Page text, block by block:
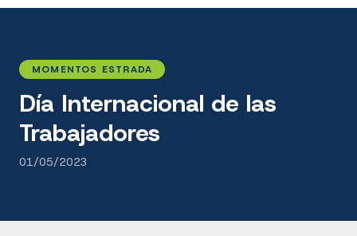
MOMENTOS ESTRADA
Día Internacional de las
Trabajadores
01/05/2023